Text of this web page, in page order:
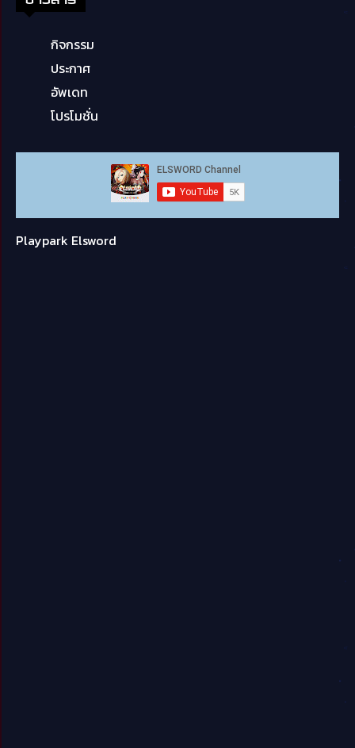
กิจกรรม
ประกาศ
อัพเดท
โปรโมชั่น
Playpark Elsword